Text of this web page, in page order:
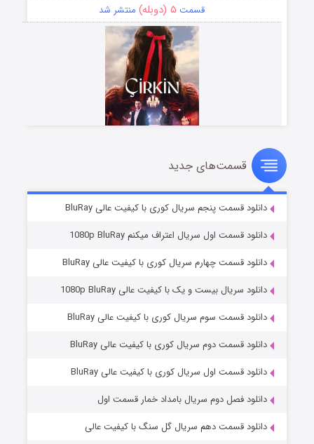
قسمت ۵ (دوبله) منتشر شد
سریال زشت
قسمت۲ (زیرنویس) منتشر شد
مردگان متحرک: شهر مرده ۳
قسمت۲ (زیرنویس) منتشر شد
قسمت‌های جدید
دانلود قسمت پنجم سریال کوری با کیفیت عالی BluRay
دانلود قسمت اول سریال اعتراف میکنم 1080p BluRay
دانلود قسمت چهارم سریال کوری با کیفیت عالی BluRay
دانلود سریال بیست و یک با کیفیت عالی 1080p BluRay
دانلود قسمت سوم سریال کوری با کیفیت عالی BluRay
دانلود قسمت دوم سریال کوری با کیفیت عالی BluRay
دانلود قسمت اول سریال کوری با کیفیت عالی BluRay
دانلود فصل دوم سریال بامداد خمار قسمت اول
دانلود قسمت دهم سریال گل سنگ با کیفیت عالی